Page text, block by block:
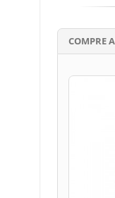
COMPRE